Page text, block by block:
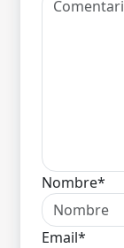
Nombre*
Email*